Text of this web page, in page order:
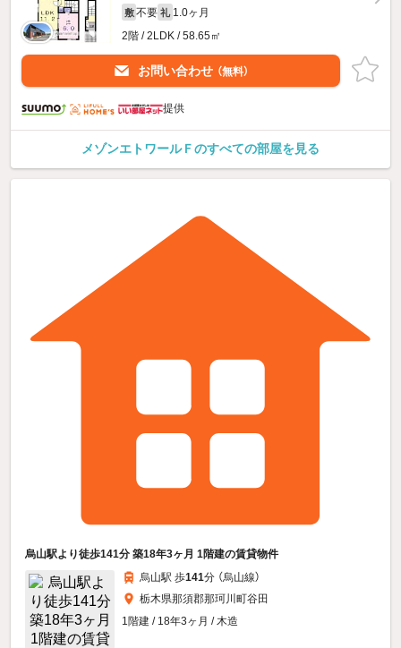
敷 不要 礼 1.0ヶ月
2階 / 2LDK / 58.65㎡
お問い合わせ （無料）
提供
メゾンエトワールＦのすべての部屋を見る
烏山駅より徒歩141分 築18年3ヶ月 1階建の賃貸物件
烏山駅 歩141分 （烏山線）
栃木県那須郡那珂川町谷田
1階建 / 18年3ヶ月 / 木造